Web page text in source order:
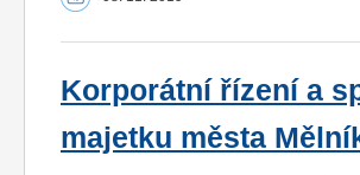
Korporátní řízení a
majetku města